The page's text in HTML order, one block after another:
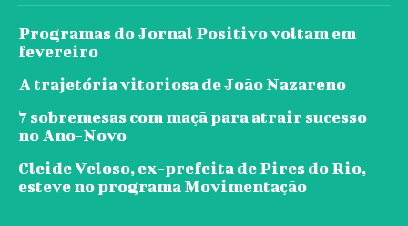
Programas do Jornal Positivo voltam em
fevereiro
A trajetória vitoriosa de João Nazareno
7 sobremesas com maçã para atrair sucesso
no Ano-Novo
Cleide Veloso, ex-prefeita de Pires do Rio,
esteve no programa Movimentação